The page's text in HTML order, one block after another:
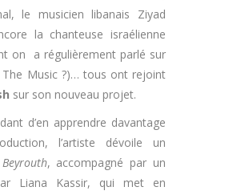
le musicien libanais Ziyad
la chanteuse israélienne
on a régulièrement parlé sur
The Music ?)… tous ont rejoint
sur son nouveau projet.
d’en apprendre davantage
l’artiste dévoile un
Beyrouth, accompagné par un
Liana Kassir, qui met en